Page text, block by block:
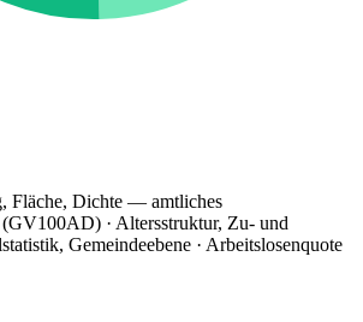
Fläche, Dichte — amtliches
· Altersstruktur, Zu- und
Gemeindeebene · Arbeitslosenquote